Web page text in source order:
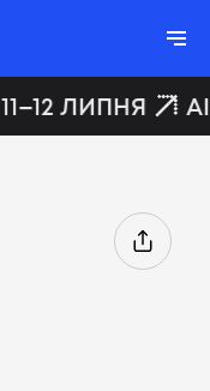
11–12 ЛИПНЯ